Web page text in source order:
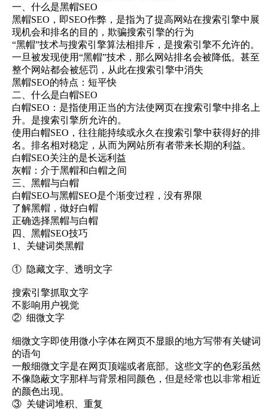
一、什么是黑帽SEO
黑帽SEO，即SEO作弊，是指为了提高网站在搜索引擎中展
现机会和排名的目的，欺骗搜索引擎的行为
“黑帽”技术与搜索引擎算法相排斥，是搜索引擎不允许的。
一旦被发现使用“黑帽”技术，那么网站排名会被降低。甚至
整个网站都会被惩罚，从此在搜索引擎中消失
黑帽SEO的特点：短平快
二、什么是白帽SEO
白帽SEO：是指使用正当的方法使网页在搜索引擎中排名上
升。是搜索引擎所允许的。
使用白帽SEO，往往能持续或永久在搜索引擎中获得好的排
名。排名相对稳定，从而为网站所有者带来长期的利益。
白帽SEO关注的是长远利益
灰帽：介于黑帽和白帽之间
三、黑帽与白帽
白帽SEO与黑帽SEO是个渐变过程，没有界限
了解黑帽，做好白帽
正确选择黑帽与白帽
四、黑帽SEO技巧
1、关键词类黑帽
① 隐藏文字、透明文字
搜索引擎抓取文字
不影响用户视觉
② 细微文字
细微文字即使用微小字体在网页不显眼的地方写带有关键词
的语句
一般细微文字是在网页顶端或者底部。这些文字的色彩虽然
不像隐蔽文字那样与背景相同颜色，但是经常也以非常相近
的颜色出现。
③ 关键词堆积、重复